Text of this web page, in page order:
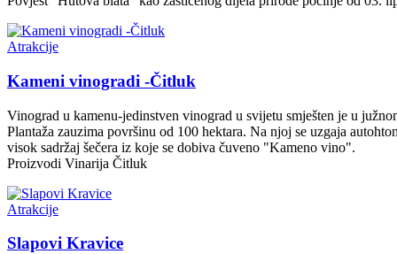
Atrakcije
Kameni vinogradi -Čitluk
Vinograd u kamenu-jedinstven vinograd u svijetu smješten je u
Plantaža zauzima površinu od 100 hektara. Na njoj se uzgaja
visok sadržaj šečera iz koje se dobiva čuveno "Kameno vino".
Proizvodi Vinarija Čitluk
Atrakcije
Slapovi Kravice